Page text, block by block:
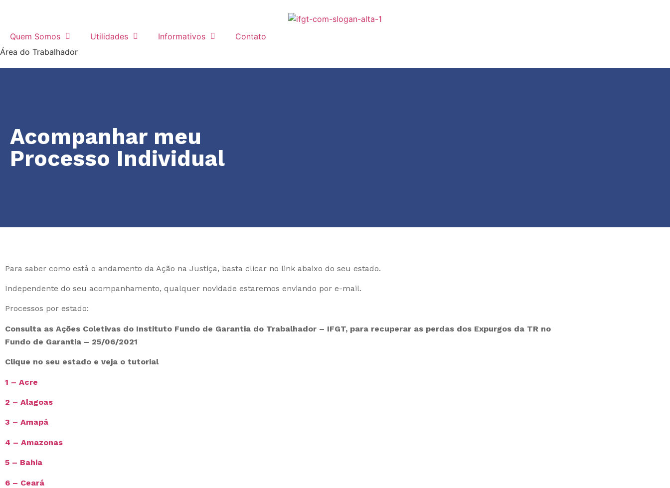
Quem Somos Utilidades Informativos
Contato
Área do Trabalhador
Acompanhar meu
Processo Individual
Para saber como está o andamento da Ação na Justiça, basta clicar no link abaixo do seu estado.
Independente do seu acompanhamento, qualquer novidade estaremos enviando por e-mail.
Processos por estado:
Consulta as Ações Coletivas do Instituto Fundo de Garantia do Trabalhador – IFGT, para recuperar as perdas dos Expurgos da TR no
Fundo de Garantia – 25/06/2021
Clique no seu estado e veja o tutorial
1 – Acre
2 – Alagoas
3 – Amapá
4 – Amazonas
5 – Bahia
6 – Ceará